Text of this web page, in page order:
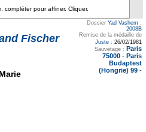
Fischer
Dossier Yad Vashem :
2008B
Remise de la médaille de
Juste : 26/02/1981
Sauvetage : Paris
75000 - Paris
Budaptest
(Hongrie) 99 -